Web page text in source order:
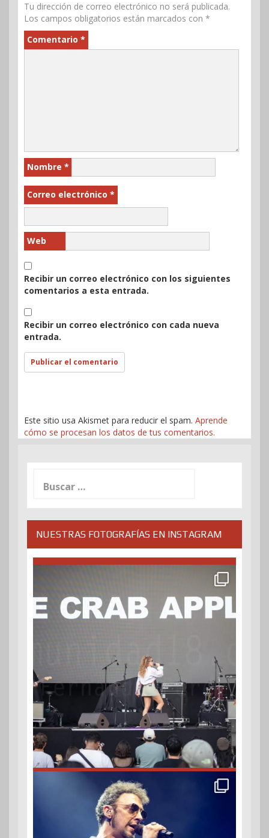
Tu dirección de correo electrónico no será publicada.
Los campos obligatorios están marcados con *
Comentario *
Nombre *
Correo electrónico *
Web
Recibir un correo electrónico con los siguientes
comentarios a esta entrada.
Recibir un correo electrónico con cada nueva
entrada.
Este sitio usa Akismet para reducir el spam. Aprende
cómo se procesan los datos de tus comentarios.
NUESTRAS FOTOGRAFÍAS EN INSTAGRAM